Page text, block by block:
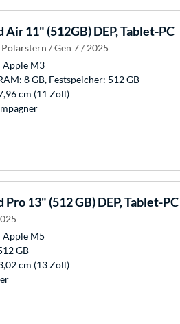
Air 11" (512GB) DEP, Tablet-PC
/ Gen 7 / 2025
Apple M3
8 GB, Festspeicher: 512 GB
cm (11 Zoll)
Pro 13" (512 GB) DEP, Tablet-PC
Apple M5
GB
cm (13 Zoll)